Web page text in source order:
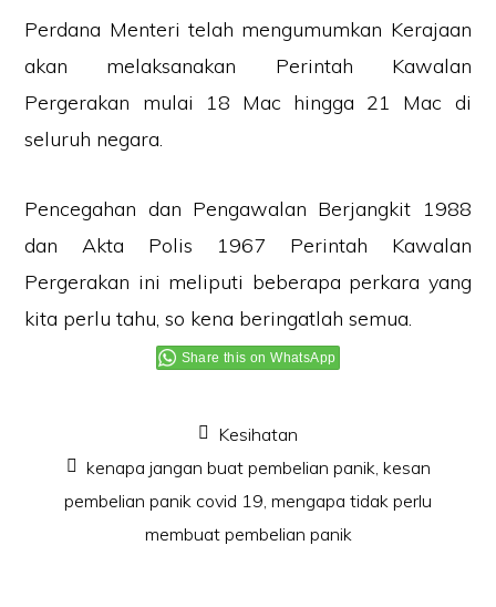
Perdana Menteri telah mengumumkan Kerajaan
akan melaksanakan Perintah Kawalan
Pergerakan mulai 18 Mac hingga 21 Mac di
seluruh negara.
Pencegahan dan Pengawalan Berjangkit 1988
dan Akta Polis 1967 Perintah Kawalan
Pergerakan ini meliputi beberapa perkara yang
kita perlu tahu, so kena beringatlah semua.
Share this on WhatsApp
Kesihatan
kenapa jangan buat pembelian panik, kesan
pembelian panik covid 19, mengapa tidak perlu
membuat pembelian panik